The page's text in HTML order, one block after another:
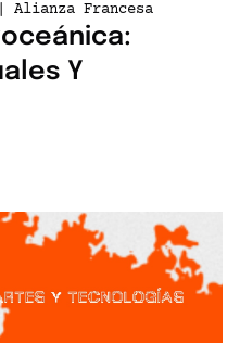
Francesa
Y